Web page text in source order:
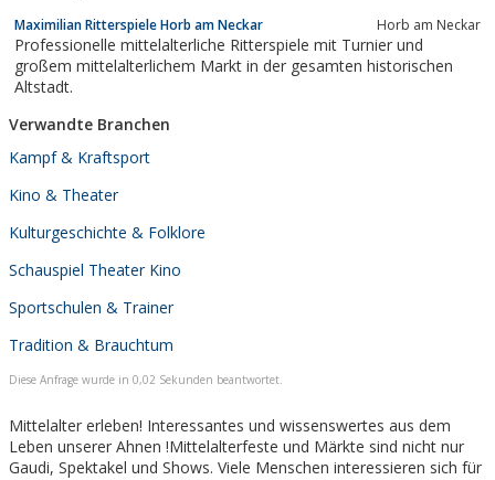
Maximilian Ritterspiele Horb am Neckar Horb am Neckar
Professionelle mittelalterliche Ritterspiele mit Turnier und
großem mittelalterlichem Markt in der gesamten historischen
Altstadt.
Verwandte Branchen
Kampf & Kraftsport
Kino & Theater
Kulturgeschichte & Folklore
Schauspiel Theater Kino
Sportschulen & Trainer
Tradition & Brauchtum
Diese Anfrage wurde in 0,02 Sekunden beantwortet.
Mittelalter erleben! Interessantes und wissenswertes aus dem
Leben unserer Ahnen !Mittelalterfeste und Märkte sind nicht nur
Gaudi, Spektakel und Shows. Viele Menschen interessieren sich für